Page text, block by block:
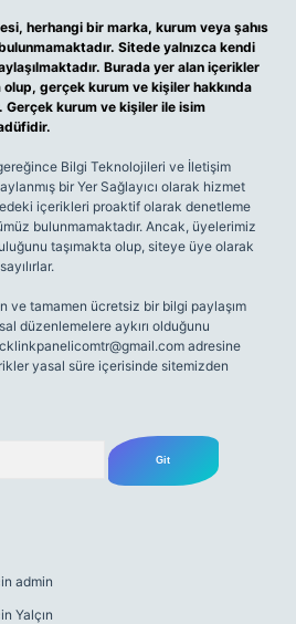
herhangi bir marka, kurum veya şahıs
Sitede yalnızca kendi
Burada yer alan içerikler
gerçek kurum ve kişiler hakkında
Gerçek kurum ve kişiler ile isim
Bilgi Teknolojileri ve İletişim
bir Yer Sağlayıcı olarak hizmet
içerikleri proaktif olarak denetleme
bulunmamaktadır. Ancak, üyelerimiz
taşımakta olup, siteye üye olarak
ve tamamen ücretsiz bir bilgi paylaşım
düzenlemelere aykırı olduğunu
adresine
yasal süre içerisinde sitemizden
admin
Yalçın